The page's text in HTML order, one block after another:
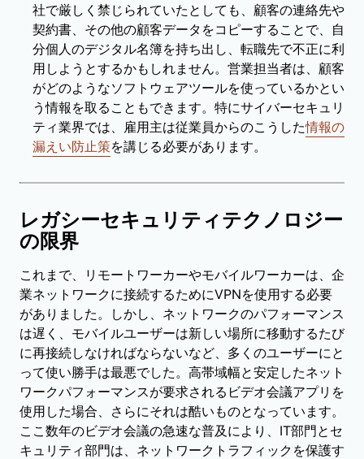
社で厳しく禁じられていたとしても、顧客の連絡先や
契約書、その他の顧客データをコピーすることで、自
分個人のデジタル名簿を持ち出し、転職先で不正に利
用しようとするかもしれません。営業担当者は、顧客
がどのようなソフトウェアツールを使っているかとい
う情報を取ることもできます。特にサイバーセキュリ
ティ業界では、雇用主は従業員からのこうした情報の
漏えい防止策を講じる必要があります。
レガシーセキュリティテクノロジー
の限界
これまで、リモートワーカーやモバイルワーカーは、企
業ネットワークに接続するためにVPNを使用する必要
がありました。しかし、ネットワークのパフォーマンス
は遅く、モバイルユーザーは新しい場所に移動するたび
に再接続しなければならないなど、多くのユーザーにと
って使い勝手は最悪でした。高帯域幅と安定したネット
ワークパフォーマンスが要求されるビデオ会議アプリを
使用した場合、さらにそれは酷いものとなっています。
ここ数年のビデオ会議の急速な普及により、IT部門とセ
キュリティ部門は、ネットワークトラフィックを保護す